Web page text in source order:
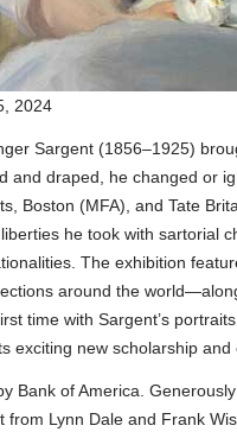
2024
Sargent (1856–1925)
and draped, he changed or
Boston (MFA), and Tate
he took with sartorial
The exhibition
around the
time with Sargent’s
exciting new scholarship and
Bank of America.
from Lynn Dale and Frank